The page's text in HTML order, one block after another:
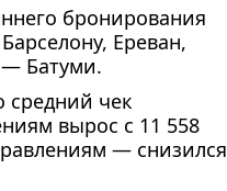
бронирования
Ереван,
Батуми.
средний чек
вырос с 11 558
— снизился